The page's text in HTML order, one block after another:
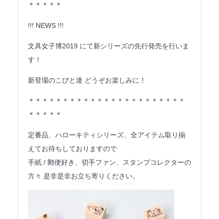
＊＊＊＊＊
!!! NEWS !!!
文具女子博2019 にて新シリーズの先行発売を行いま
す！
新登場のこびと達 どうぞお楽しみに！
＊＊＊＊＊＊＊＊＊＊＊＊＊＊＊＊＊＊＊＊＊＊＊
＊＊＊＊＊
定番品、ハローキティシリーズ、全アイテム取り揃
えてお待ちしておりますので
手紙 / 郵便好き、切手ファン、スタンプコレクターの
方々 是非是非お立ち寄りください。